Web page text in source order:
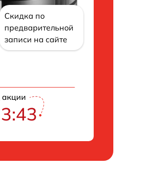
Скидка по
предварительной
записи на сайте
акции